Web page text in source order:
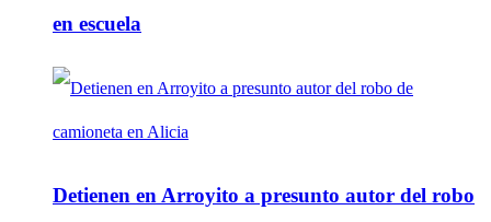
en escuela
Detienen en Arroyito a presunto autor del robo